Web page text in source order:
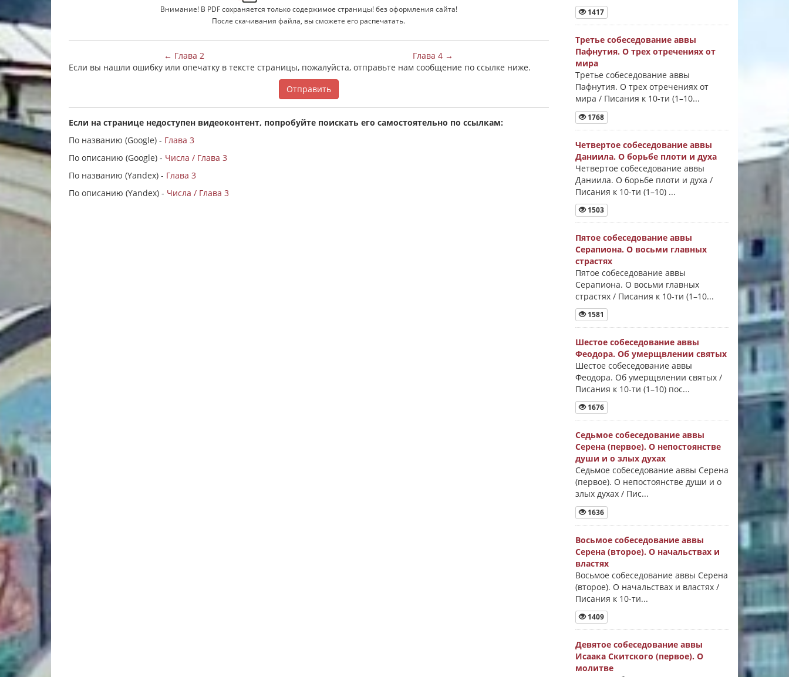
Внимание! В PDF сохраняется только содержимое страницы! без оформления сайта!
После скачивания файла, вы сможете его распечатать.
← Глава 2
Глава 4 →
Если вы нашли ошибку или опечатку в тексте страницы, пожалуйста, отправьте нам сообщение по ссылке ниже.
Отправить
Если на странице недоступен видеоконтент, попробуйте поискать его самостоятельно по ссылкам:
По названию (Google) - Глава 3
По описанию (Google) - Числа / Глава 3
По названию (Yandex) - Глава 3
По описанию (Yandex) - Числа / Глава 3
1417
Третье собеседование аввы
Пафнутия. О трех отречениях от
мира
Третье собеседование аввы
Пафнутия. О трех отречениях от
мира / Писания к 10-ти (1–10...
1768
Четвертое собеседование аввы
Даниила. О борьбе плоти и духа
Четвертое собеседование аввы
Даниила. О борьбе плоти и духа /
Писания к 10-ти (1–10) ...
1503
Пятое собеседование аввы
Серапиона. О восьми главных
страстях
Пятое собеседование аввы
Серапиона. О восьми главных
страстях / Писания к 10-ти (1–10...
1581
Шестое собеседование аввы
Феодора. Об умерщвлении святых
Шестое собеседование аввы
Феодора. Об умерщвлении святых /
Писания к 10-ти (1–10) пос...
1676
Седьмое собеседование аввы
Серена (первое). О непостоянстве
души и о злых духах
Седьмое собеседование аввы Серена
(первое). О непостоянстве души и о
злых духах / Пис...
1636
Восьмое собеседование аввы
Серена (второе). О начальствах и
властях
Восьмое собеседование аввы Серена
(второе). О начальствах и властях /
Писания к 10-ти...
1409
Девятое собеседование аввы
Исаака Скитского (первое). О
молитве